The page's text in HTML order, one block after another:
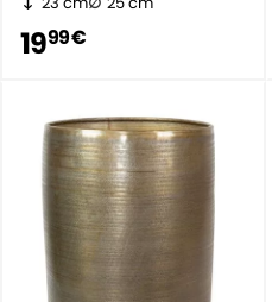
1999 €